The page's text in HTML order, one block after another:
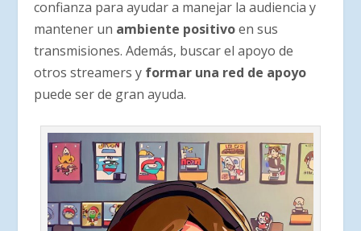
confianza para ayudar a manejar la audiencia y
mantener un ambiente positivoen sus
transmisiones. Además, buscar el apoyo de
otros streamers y formar una red de apoyo
puede ser de gran ayuda.